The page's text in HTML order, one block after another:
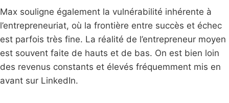
Max souligne également la vulnérabilité inhérente à
l’entrepreneuriat, où la frontière entre succès et échec
est parfois très fine. La réalité de l’entrepreneur moyen
est souvent faite de hauts et de bas. On est bien loin
des revenus constants et élevés fréquemment mis en
avant sur LinkedIn.